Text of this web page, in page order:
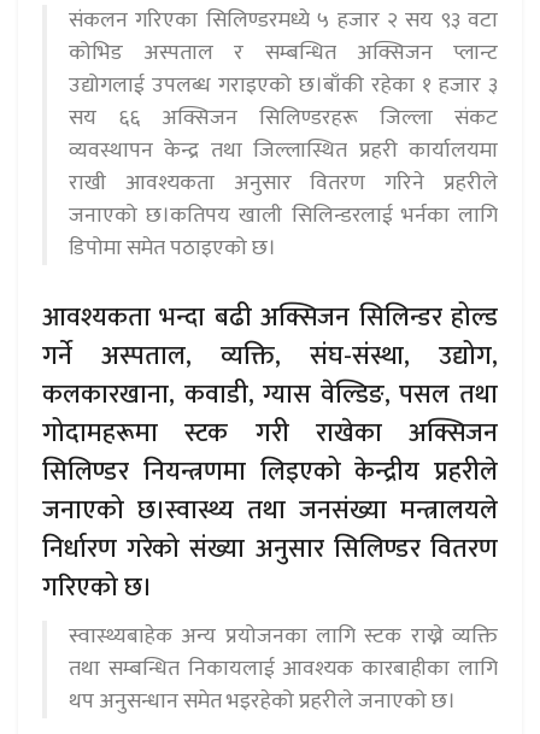
संकलन गरिएका सिलिण्डरमध्ये ५ हजार २ सय ९३ वटा
कोभिड अस्पताल र सम्बन्धित अक्सिजन प्लान्ट
उद्योगलाई उपलब्ध गराइएको छ।बाँकी रहेका १ हजार ३
सय ६६ अक्सिजन सिलिण्डरहरू जिल्ला संकट
व्यवस्थापन केन्द्र तथा जिल्लास्थित प्रहरी कार्यालयमा
राखी आवश्यकता अनुसार वितरण गरिने प्रहरीले
जनाएको छ।कतिपय खाली सिलिन्डरलाई भर्नका लागि
डिपोमा समेत पठाइएको छ।
आवश्यकता भन्दा बढी अक्सिजन सिलिन्डर होल्ड
गर्ने अस्पताल, व्यक्ति, संघ-संस्था, उद्योग,
कलकारखाना, कवाडी, ग्यास वेल्डिङ, पसल तथा
गोदामहरूमा स्टक गरी राखेका अक्सिजन
सिलिण्डर नियन्त्रणमा लिइएको केन्द्रीय प्रहरीले
जनाएको छ।स्वास्थ्य तथा जनसंख्या मन्त्रालयले
निर्धारण गरेको संख्या अनुसार सिलिण्डर वितरण
गरिएको छ।
स्वास्थ्यबाहेक अन्य प्रयोजनका लागि स्टक राख्ने व्यक्ति
तथा सम्बन्धित निकायलाई आवश्यक कारबाहीका लागि
थप अनुसन्धान समेत भइरहेको प्रहरीले जनाएको छ।